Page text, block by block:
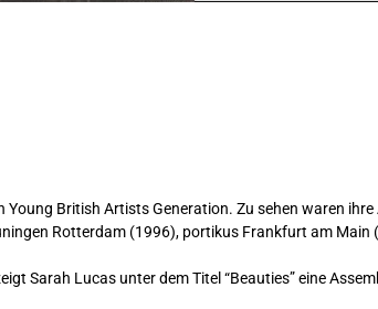
British Artists Generation. Zu sehen waren
Rotterdam (1996), portikus Frankfurt am Main
Sarah Lucas unter dem Titel “Beauties” eine